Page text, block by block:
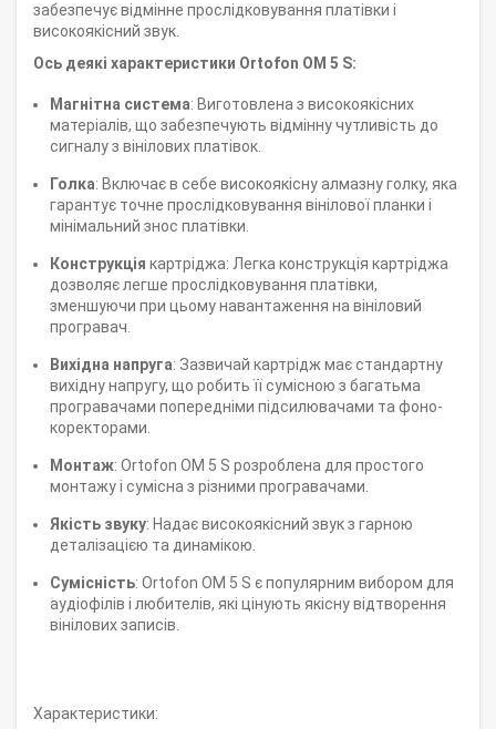
забезпечує відмінне прослідковування платівки і
високоякісний звук.
Ось деякі характеристики Ortofon OM 5 S:
Магнітна система: Виготовлена з високоякісних
матеріалів, що забезпечують відмінну чутливість до
сигналу з вінілових платівок.
Голка: Включає в себе високоякісну алмазну голку, яка
гарантує точне прослідковування вінілової планки і
мінімальний знос платівки.
Конструкція картріджа: Легка конструкція картріджа
дозволяє легше прослідковування платівки,
зменшуючи при цьому навантаження на вініловий
програвач.
Вихідна напруга: Зазвичай картрідж має стандартну
вихідну напругу, що робить її сумісною з багатьма
програвачами попередніми підсилювачами та фоно-
коректорами.
Монтаж: Ortofon OM 5 S розроблена для простого
монтажу і сумісна з різними програвачами.
Якість звуку: Надає високоякісний звук з гарною
деталізацією та динамікою.
Сумісність: Ortofon OM 5 S є популярним вибором для
аудіофілів і любителів, які цінують якісну відтворення
вінілових записів.
Характеристики: